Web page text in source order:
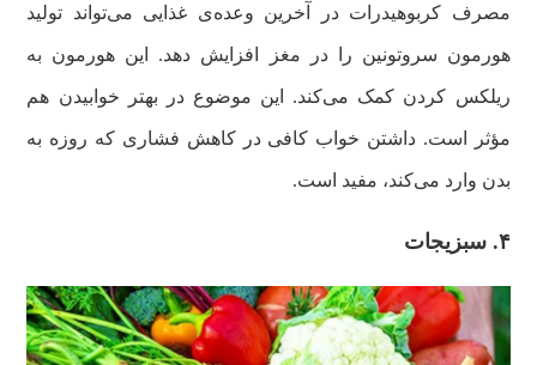
مصرف کربوهیدرات در آخرین وعده‌ی غذایی می‌تواند تولید
هورمون سروتونین را در مغز افزایش دهد. این هورمون به
ریلکس کردن کمک می‌کند. این موضوع در بهتر خوابیدن هم
مؤثر است. داشتن خواب کافی در کاهش فشاری که روزه به
بدن وارد می‌کند، مفید است.
۴. سبزیجات